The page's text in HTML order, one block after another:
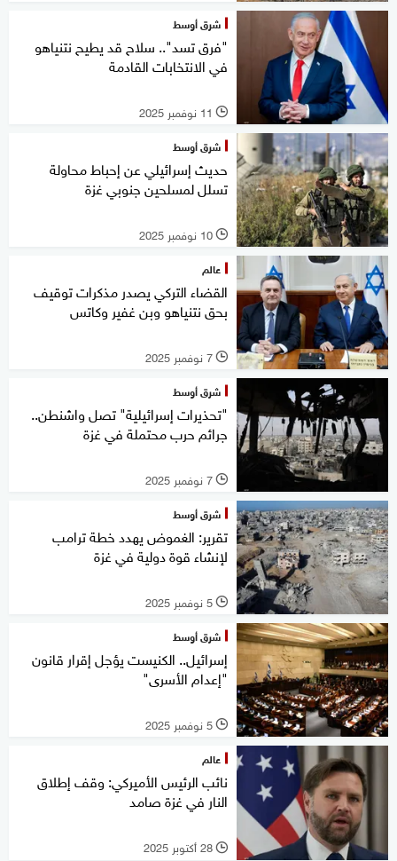
شرق أوسط
"فرق تسد".. سلاح قد يطيح نتنياهو
في الانتخابات القادمة
l 11 نوفمبر 2025
شرق أوسط
حديث إسرائيلي عن إحباط محاولة
تسلل لمسلحين جنوبي غزة
l 10 نوفمبر 2025
عالم
القضاء التركي يصدر مذكرات توقيف
بحق نتنياهو وبن غفير وكاتس
l 7 نوفمبر 2025
شرق أوسط
"تحذيرات إسرائيلية" تصل واشنطن..
جرائم حرب محتملة في غزة
l 7 نوفمبر 2025
شرق أوسط
تقرير: الغموض يهدد خطة ترامب
لإنشاء قوة دولية في غزة
l 5 نوفمبر 2025
شرق أوسط
إسرائيل.. الكنيست يؤجل إقرار قانون
"إعدام الأسرى"
l 5 نوفمبر 2025
عالم
نائب الرئيس الأميركي: وقف إطلاق
النار في غزة صامد
l 28 أكتوبر 2025